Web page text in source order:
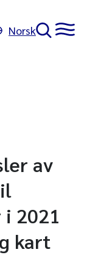
Norsk
av
2021
kart